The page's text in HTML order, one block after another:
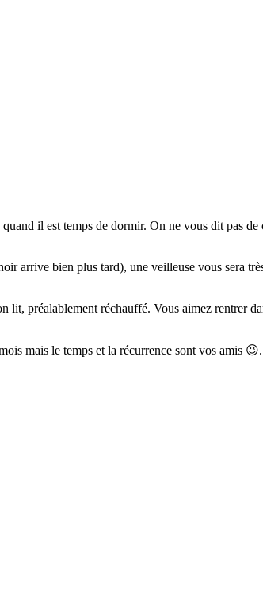
il est temps de dormir. On ne vous dit pas
arrive bien plus tard), une veilleuse vous sera
lit, préalablement réchauffé. Vous aimez rentrer
mais le temps et la récurrence sont vos amis 😉.